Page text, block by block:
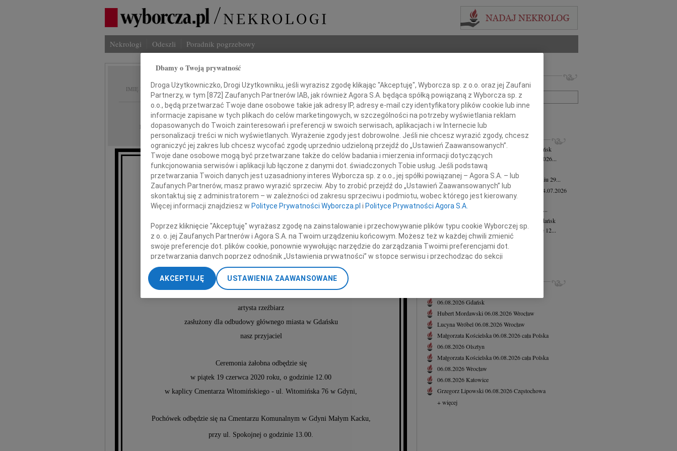
Nekrologi Odeszli Poradnik pogrzebowy
IMIĘ I NAZWISKO: Zygmunt Korpalski
REGION: Gdańsk
DATA EMISJI: 18.06.2020
Z głębokim żalem zawiadamiamy,
że 13 czerwca 2020 roku w wieku 90 lat
odszedł z tego świata
Zygfryd Korpalski
artysta rzeźbiarz
zasłużony dla odbudowy głównego miasta w Gdańsku
nasz przyjaciel
Ceremonia żałobna odbędzie się
w piątek 19 czerwca 2020 roku, o godzinie 12.00
w kaplicy Cmentarza Witomińskiego - ul. Witomińska 76 w Gdyni,
Pochówek odbędzie się na Cmentarzu Komunalnym w Gdyni Małym Kacku,
przy ul. Spokojnej o godzinie 13.00.
Imię i nazwisko lub numer ogłoszenia:
+ szukanie zaawansowane
INNE NEKROLOGI
Lubomira Bożyk wiek: 102 04.08.2026
Gdańsk
Z żalem zawiadamiamy, że w dniu 25 lipca 2026...
Henryk Klocek 28.07.2026
Z wielkim smutkiem zawiadamiamy, że w dniu 29...
Jadwiga Semmerling-Owczarska
24.07.2026
Gdańsk
Z głębokim żalem zawiadamiamy, że dnia 20...
Gdańsk
Pogrążona w smutku rodzina zawiadamia, że 12...
Joanna Kalinowska16.07.2026
Z głębokim żalem zawiadamiamy, że po...
06.08.2026Gdańsk
Hubert Mordawski 06.08.2026Wrocław
Lucyna Wróbel 06.08.2026Wrocław
Małgorzata Kościelska06.08.2026cała Polska
06.08.2026Olsztyn
Małgorzata Kościelska06.08.2026cała Polska
06.08.2026Wrocław
06.08.2026 Katowice
Grzegorz Lipowski 06.08.2026Częstochowa
+ więcej
Dbamy o Twoją prywatność
Droga Użytkowniczko, Drogi Użytkowniku, jeśli wyrazisz zgodę klikając "Akceptuję", Wyborcza sp. z o.o. oraz jej Zaufani
Partnerzy, w tym [ 872 ] Zaufanych Partnerów IAB, jak również Agora S.A. będąca spółką powiązaną z Wyborcza sp. z
o.o., będą przetwarzać Twoje dane osobowe takie jak adresy IP, adresy e-mail czy identyfikatory plików cookie lub inne
informacje zapisane w tych plikach do celów marketingowych, w szczególności na potrzeby wyświetlania reklam
dopasowanych do Twoich zainteresowań i preferencji w swoich serwisach, aplikacjach i w Internecie lub
personalizacji treści w nich wyświetlanych. Wyrażenie zgody jest dobrowolne. Jeśli nie chcesz wyrazić zgody, chcesz
ograniczyć jej zakres lub chcesz wycofać zgodę uprzednio udzieloną przejdź do „Ustawień Zaawansowanych”.
Twoje dane osobowe mogą być przetwarzane także do celów badania i mierzenia informacji dotyczących
funkcjonowania serwisów i aplikacji lub łączone z danymi dot. świadczonych Tobie usług. Jeśli podstawą
przetwarzania Twoich danych jest uzasadniony interes Wyborcza sp. z o.o., jej spółki powiązanej – Agora S.A. – lub
Zaufanych Partnerów, masz prawo wyrazić sprzeciw. Aby to zrobić przejdź do „Ustawień Zaawansowanych” lub
skontaktuj się z administratorem – w zależności od zakresu sprzeciwu i podmiotu, wobec którego jest kierowany.
Więcej informacji znajdziesz w Polityce Prywatności Wyborcza.pl i Polityce Prywatności Agora S.A.
Poprzez kliknięcie "Akceptuję" wyrażasz zgodę na zainstalowanie i przechowywanie plików typu cookie Wyborczej sp.
z o. o. jej Zaufanych Partnerów i Agora S.A. na Twoim urządzeniu końcowym. Możesz też w każdej chwili zmienić
swoje preferencje dot. plików cookie, ponownie wywołując narzędzie do zarządzania Twoimi preferencjami dot.
przetwarzania danych poprzez odnośnik „Ustawienia prywatności” w stopce serwisu i przechodząc do sekcji
„Ustawienia zaawansowane”. Zmiana ustawień plików cookie możliwa jest także za pomocą ustawień przeglądarki.
My, nasi Zaufani Partnerzy i Agora S.A. możemy przetwarzać dane osobowe w następujących celach:
dokładnych danych geolokalizacyjnych. Aktywne skanowanie charakterystyki urządzenia do celów identyfikacji.
Przechowywanie informacji na urządzeniu lub dostęp do nich. Spersonalizowane reklamy i treści, pomiar reklam i
USTAWIENIA ZAAWANSOWANE
AKCEPTUJĘ